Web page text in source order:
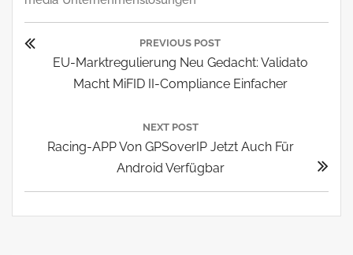
Beitragsnavigation
PREVIOUS POST
Previous
Post:
EU-Marktregulierung Neu Gedacht: Validato
Macht MiFID II-Compliance Einfacher
NEXT POST
Next
Racing-APP Von GPSoverIP Jetzt Auch Für
Android Verfügbar